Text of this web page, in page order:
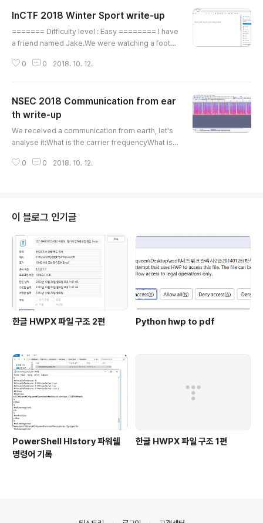
InCTF 2018 Winter Sport write-up
======= Difficulty level : Easy ======== I have
a friend named Jake.We were watching a footb
while Jake's sister Susan did something mischi
dence, can you recover it for him? ==========
Authors : cr4ck3t, stuxn3t ========== 우선 주
0 0 2018. 10. 12.
NSEC 2018 Communication from ear
th write-up
We received a communication from earth, let's
analyse it:What is the carrier frequencyWhat is t
by this attack 먼저 문제파일을 audacity로 열어 줍니
트럼 도식화로 주파수 분석을 해줍니다. 이론적으로 사람
이 귀로 들을 수 있는 소리는 16000Hz까지 입니다. 하지
만 분석창을 보면 16000Hz이후로 뭔가 잡히는것이 있습
니다..
0 0 2018. 10. 12.
이 블로그 인기글
한글 HWPX 파일 구조 2편 Python hwp to pdf
PowerShell HIstory 파워쉘
명령어 기록
한글 HWPX 파일 구조 1편